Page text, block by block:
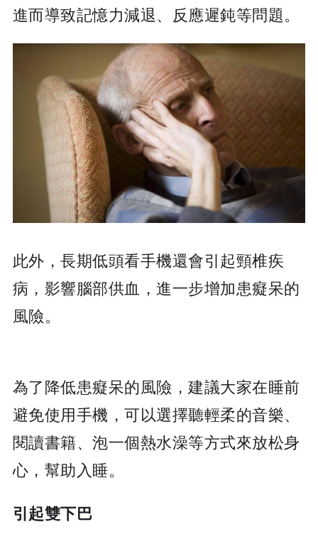
進而導致記憶力減退、反應遲鈍等問題。
此外，長期低頭看手機還會引起頸椎疾
病，影響腦部供血，進一步增加患癡呆的
風險。
為了降低患癡呆的風險，建議大家在睡前
避免使用手機，可以選擇聽輕柔的音樂、
閱讀書籍、泡一個熱水澡等方式來放松身
心，幫助入睡。
引起雙下巴